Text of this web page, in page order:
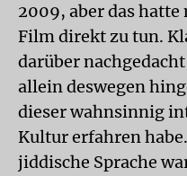
2009, aber das
Film direkt zu tun.
darüber
allein deswegen
dieser wahnsinnig
Kultur erfahren
jiddische Sprache